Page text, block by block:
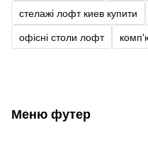
стелажі лофт киев купити
офісні столи лофт
Меню футер